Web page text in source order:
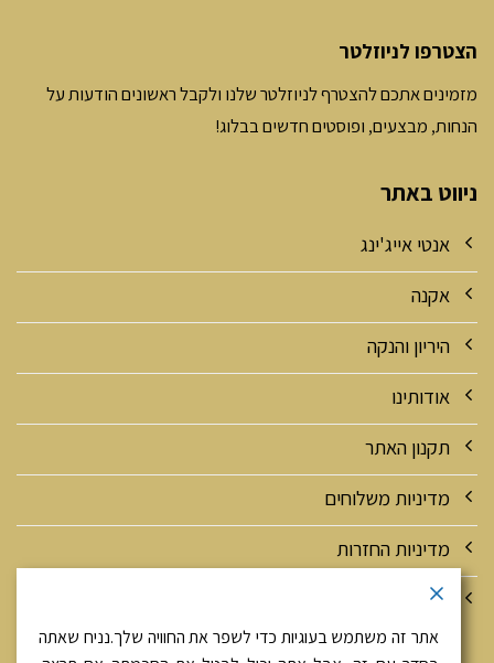
ניווט באתר
אנטי אייג'ינג
אקנה
היריון והנקה
אודותינו
תקנון האתר
מדיניות משלוחים
מדיניות החזרות
מדיניות אבטחה ופרטיות
הצטרפו לניוזלטר
מזמינים אתכם להצטרף לניוזלטר שלנו ולקבל ראשונים הודעות על
הנחות, מבצעים, ופוסטים חדשים בבלוג!
אתר זה משתמש בעוגיות כדי לשפר את החוויה שלך.נניח שאתה